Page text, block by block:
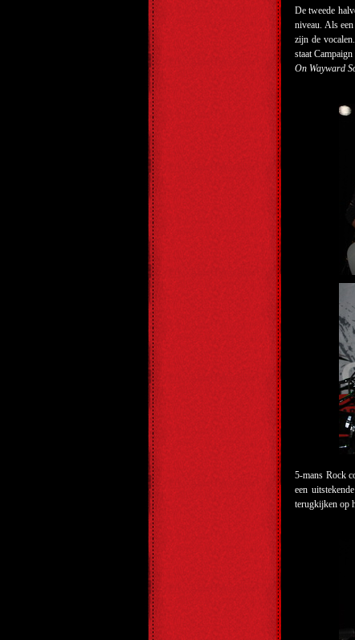
De tweede
niveau. Als
zijn de
staat
On Wayward
5-mans Rock
een
terugkijken op